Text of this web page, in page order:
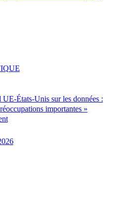
UE-États-Unis sur les données :
importantes »